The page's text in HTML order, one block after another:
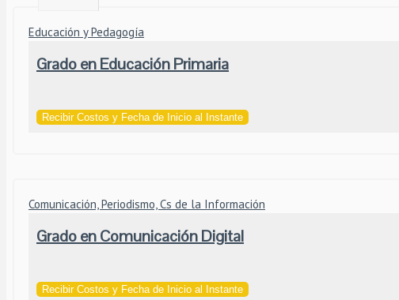
Educación y Pedagogía
Grado en Educación Primaria
Recibir Costos y Fecha de Inicio al Instante
Comunicación, Periodismo, Cs de la Información
Grado en Comunicación Digital
Recibir Costos y Fecha de Inicio al Instante